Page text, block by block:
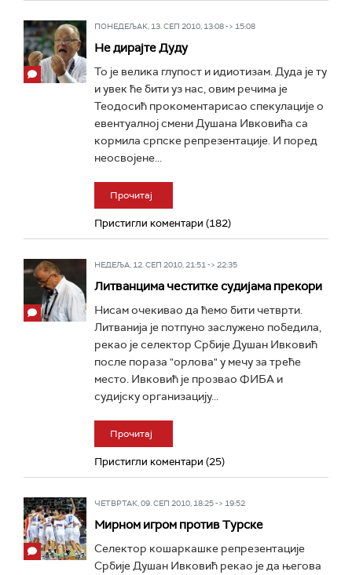
ПОНЕДЕЉАК, 13. СЕП 2010, 13:08 -> 15:08
Не дирајте Дуду
То је велика глупост и идиотизам. Дуда је ту
и увек ће бити уз нас, овим речима је
Теодосић прокоментарисао спекулације о
евентуалној смени Душана Ивковића са
кормила српске репрезентације. И поред
неосвојене...
Прочитај
Пристигли коментари (182)
НЕДЕЉА, 12. СЕП 2010, 21:51 -> 22:35
Литванцима честитке судијама прекори
Нисам очекивао да ћемо бити четврти.
Литванија је потпуно заслужено победила,
рекао је селектор Србије Душан Ивковић
после пораза "орлова" у мечу за треће
место. Ивковић је прозвао ФИБА и
судијску организацију...
Прочитај
Пристигли коментари (25)
ЧЕТВРТАК, 09. СЕП 2010, 18:25 -> 19:52
Мирном игром против Турске
Селектор кошаркашке репрезентације
Србије Душан Ивковић рекао је да његова